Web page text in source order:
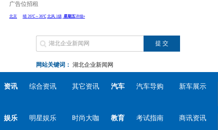
广告位招租
网站关键词： 湖北企业新闻网
资讯 综合资讯 其它资讯 汽车 汽车导购 新车展示
娱乐 明星娱乐 时尚大咖 教育 考试指南 商讯资讯